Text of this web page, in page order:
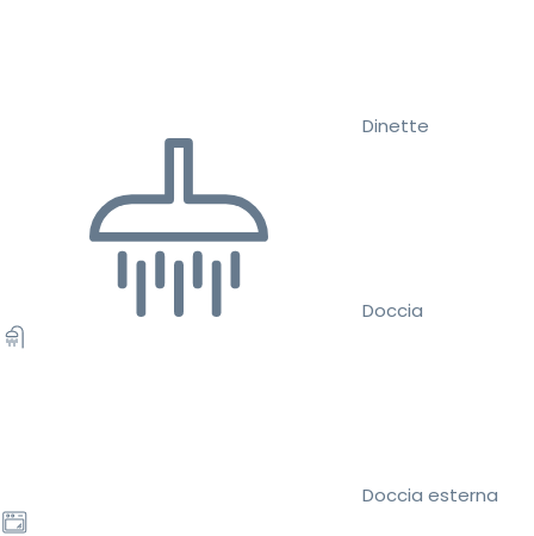
Dinette
Doccia
Doccia esterna